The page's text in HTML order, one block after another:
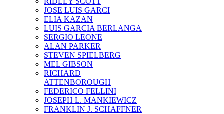
JOSE LUIS GARCI
ELIA KAZAN
LUIS GARCIA BERLANGA
SERGIO LEONE
ALAN PARKER
STEVEN SPIELBERG
MEL GIBSON
RICHARD
ATTENBOROUGH
FEDERICO FELLINI
JOSEPH L. MANKIEWICZ
FRANKLIN J. SCHAFFNER